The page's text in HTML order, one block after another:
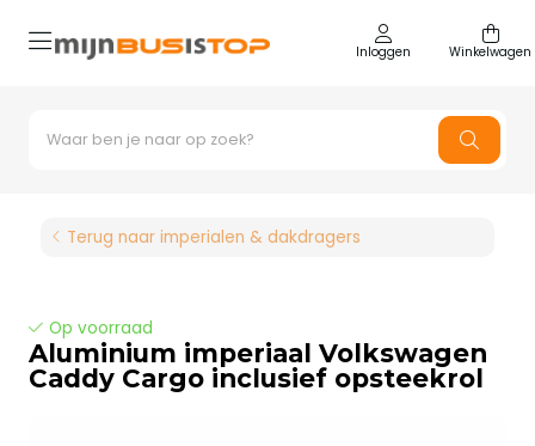
Inloggen Winkelwagen
Terug naar imperialen & dakdragers
Op voorraad
Aluminium imperiaal Volkswagen
Caddy Cargo inclusief opsteekrol